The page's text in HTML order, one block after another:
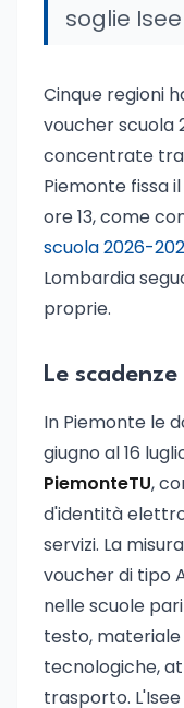
soglie
Cinque regioni
voucher scuola
concentrate tra
Piemonte fissa
ore 13, come
scuola 2026-
Lombardia
proprie.
Le
In Piemonte le
giugno al 16
PiemonteTU,
d'identità
servizi. La
voucher di tipo
nelle scuole
testo,
tecnologiche,
trasporto.